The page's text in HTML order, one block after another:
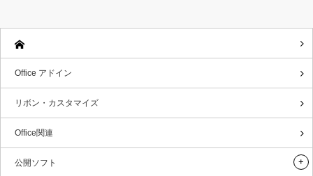
Office アドイン
リボン・カスタマイズ
Office関連
公開ソフト